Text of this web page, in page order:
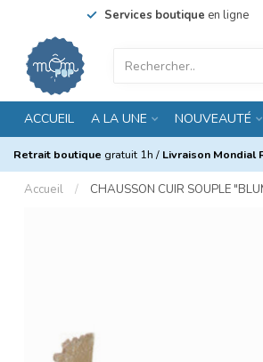
Services boutique en ligne
ACCUEIL A LA UNE NOUVEAUTÉ
Retrait boutique gratuit 1h / Livraison Mondial
Accueil / CHAUSSON CUIR SOUPLE